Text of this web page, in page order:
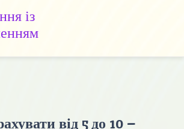
із
від 5 до 10 –